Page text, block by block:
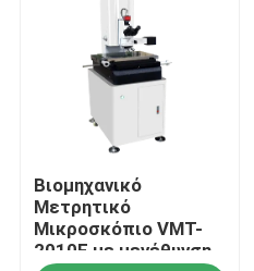
Βιομηχανικό
Μετρητικό
Μικροσκόπιο VMT-
2010F με μεγέθυνση